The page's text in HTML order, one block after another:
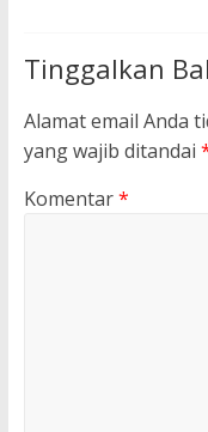
Tinggalkan
Alamat email Anda
yang wajib ditandai
Komentar*